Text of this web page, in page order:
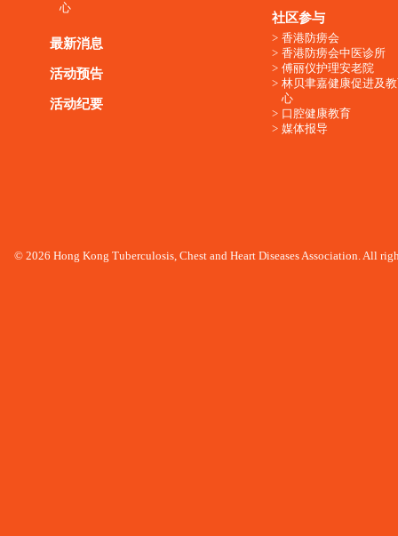
心
最新消息
活动预告
活动纪要
社区参与
香港防痨会
香港防痨会中医诊所
傅丽仪护理安老院
林贝聿嘉健康促进及
心
口腔健康教育
媒体报导
© 2026 Hong Kong Tuberculosis, Chest and Heart Diseases Association. All